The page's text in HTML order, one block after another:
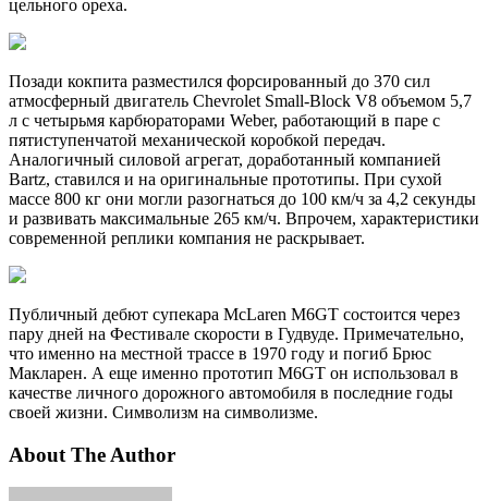
цельного ореха.
Позади кокпита разместился форсированный до 370 сил
атмосферный двигатель Chevrolet Small-Block V8 объемом 5,7
л с четырьмя карбюраторами Weber, работающий в паре с
пятиступенчатой механической коробкой передач.
Аналогичный силовой агрегат, доработанный компанией
Bartz, ставился и на оригинальные прототипы. При сухой
массе 800 кг они могли разогнаться до 100 км/ч за 4,2 секунды
и развивать максимальные 265 км/ч. Впрочем, характеристики
современной реплики компания не раскрывает.
Публичный дебют супекара McLaren M6GT состоится через
пару дней на Фестивале скорости в Гудвуде. Примечательно,
что именно на местной трассе в 1970 году и погиб Брюс
Макларен. А еще именно прототип M6GT он использовал в
качестве личного дорожного автомобиля в последние годы
своей жизни. Символизм на символизме.
About The Author